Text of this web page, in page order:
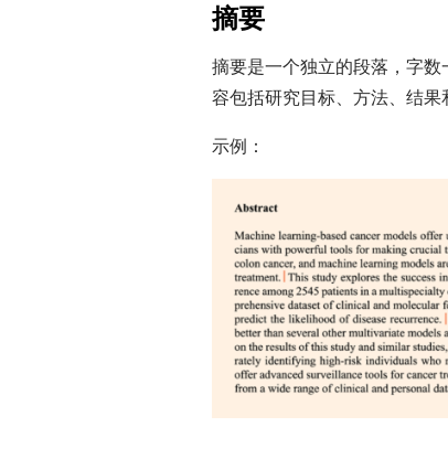
摘要
摘要是一个独立的段落，字
容包括研究目标、方法、结
示例：